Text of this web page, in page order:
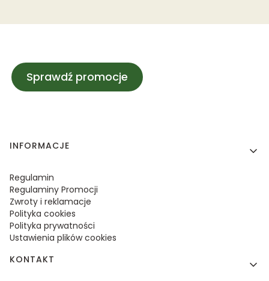
Sprawdź promocje
Linki w stopce
INFORMACJE
Regulamin
Regulaminy Promocji
Zwroty i reklamacje
Polityka cookies
Polityka prywatności
Ustawienia plików cookies
KONTAKT